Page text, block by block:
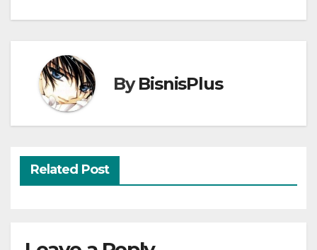
navigation
ByBisnisPlus
Related Post